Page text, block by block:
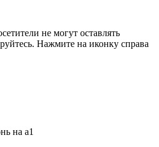
не могут оставлять
Нажмите на иконку справа
на а1